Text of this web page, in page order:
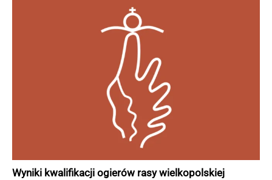
Wyniki kwalifikacji ogierów rasy wielkopolskiej